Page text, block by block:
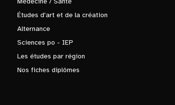
Études d'art et de la création
Alternance
Sciences po - IEP
Les études par région
Nos fiches diplômes